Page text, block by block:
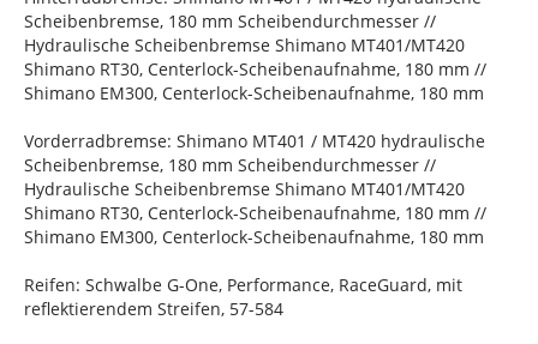
Scheibenbremse, 180 mm Scheibendurchmesser //
Hydraulische Scheibenbremse Shimano MT401/MT420
Shimano RT30, Centerlock-Scheibenaufnahme, 180 mm //
Shimano EM300, Centerlock-Scheibenaufnahme, 180 mm
Vorderradbremse: Shimano MT401 / MT420 hydraulische
Scheibenbremse, 180 mm Scheibendurchmesser //
Hydraulische Scheibenbremse Shimano MT401/MT420
Shimano RT30, Centerlock-Scheibenaufnahme, 180 mm //
Shimano EM300, Centerlock-Scheibenaufnahme, 180 mm
Reifen: Schwalbe G-One, Performance, RaceGuard, mit
reflektierendem Streifen, 57-584